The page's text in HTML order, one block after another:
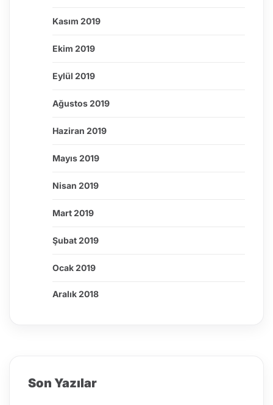
Kasım 2019
Ekim 2019
Eylül 2019
Ağustos 2019
Haziran 2019
Mayıs 2019
Nisan 2019
Mart 2019
Şubat 2019
Ocak 2019
Aralık 2018
Son Yazılar